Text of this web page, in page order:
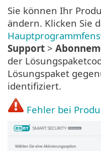
Sie können Ihr
ändern. Klicken Sie
Support >
der
Lösungspaket
identifiziert.
Fehler bei